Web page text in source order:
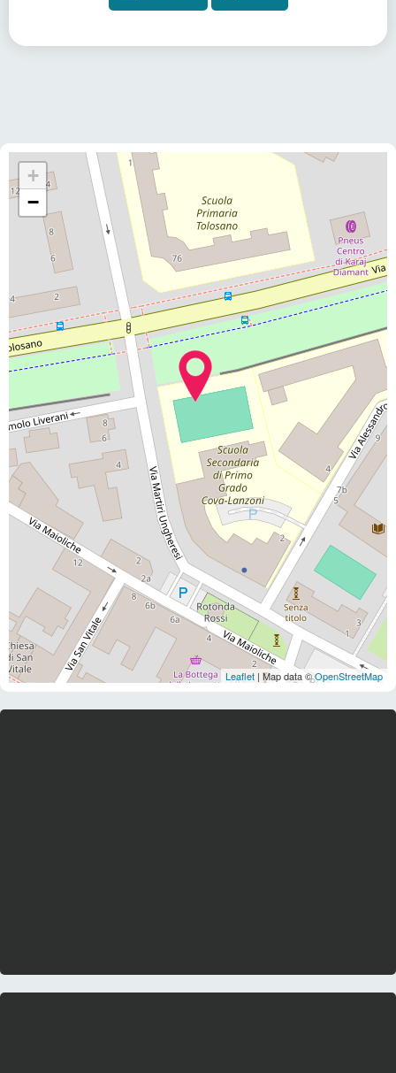
+
−
Leaflet | Map data ©OpenStreetMap